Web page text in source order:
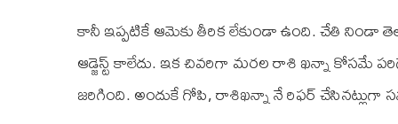
కానీ ఇప్పటికే ఆమెకు తీరిక లేకుండా ఉంది. చేతి నిండా
ఆడ్జెస్ట్ కాలేదు. ఇక చివరిగా మరల రాశి ఖన్నా కోసమే
జరిగింది. అందుకే గోపి, రాశిఖన్నా నే రిఫర్